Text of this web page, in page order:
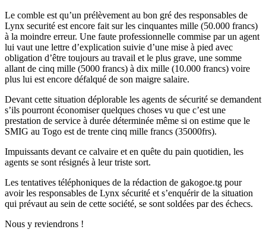
Le comble est qu’un prélèvement au bon gré des responsables de
Lynx securité est encore fait sur les cinquantes mille (50.000 francs)
à la moindre erreur. Une faute professionnelle commise par un agent
lui vaut une lettre d’explication suivie d’une mise à pied avec
obligation d’être toujours au travail et le plus grave, une somme
allant de cinq mille (5000 francs) à dix mille (10.000 francs) voire
plus lui est encore défalqué de son maigre salaire.
Devant cette situation déplorable les agents de sécurité se demandent
s’ils pourront économiser quelques choses vu que c’est une
prestation de service à durée déterminée même si on estime que le
SMIG au Togo est de trente cinq mille francs (35000frs).
Impuissants devant ce calvaire et en quête du pain quotidien, les
agents se sont résignés à leur triste sort.
Les tentatives téléphoniques de la rédaction de gakogoe.tg pour
avoir les responsables de Lynx sécurité et s’enquérir de la situation
qui prévaut au sein de cette société, se sont soldées par des échecs.
Nous y reviendrons !